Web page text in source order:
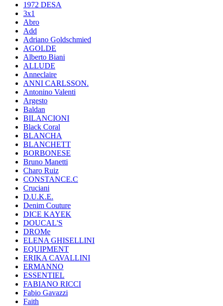
1972 DESA
3x1
Abro
Add
Adriano Goldschmied
AGOLDE
Alberto Biani
ALLUDE
Anneclaire
ANNI CARLSSON.
Antonino Valenti
Argesto
Baldan
BILANCIONI
Black Coral
BLANCHA
BLANCHETT
BORBONESE
Bruno Manetti
Charo Ruiz
CONSTANCE.C
Cruciani
D.U.K.E.
Denim Couture
DICE KAYEK
DOUCAL'S
DROMe
ELENA GHISELLINI
EQUIPMENT
ERIKA CAVALLINI
ERMANNO
ESSENTIEL
FABIANO RICCI
Fabio Gavazzi
Faith